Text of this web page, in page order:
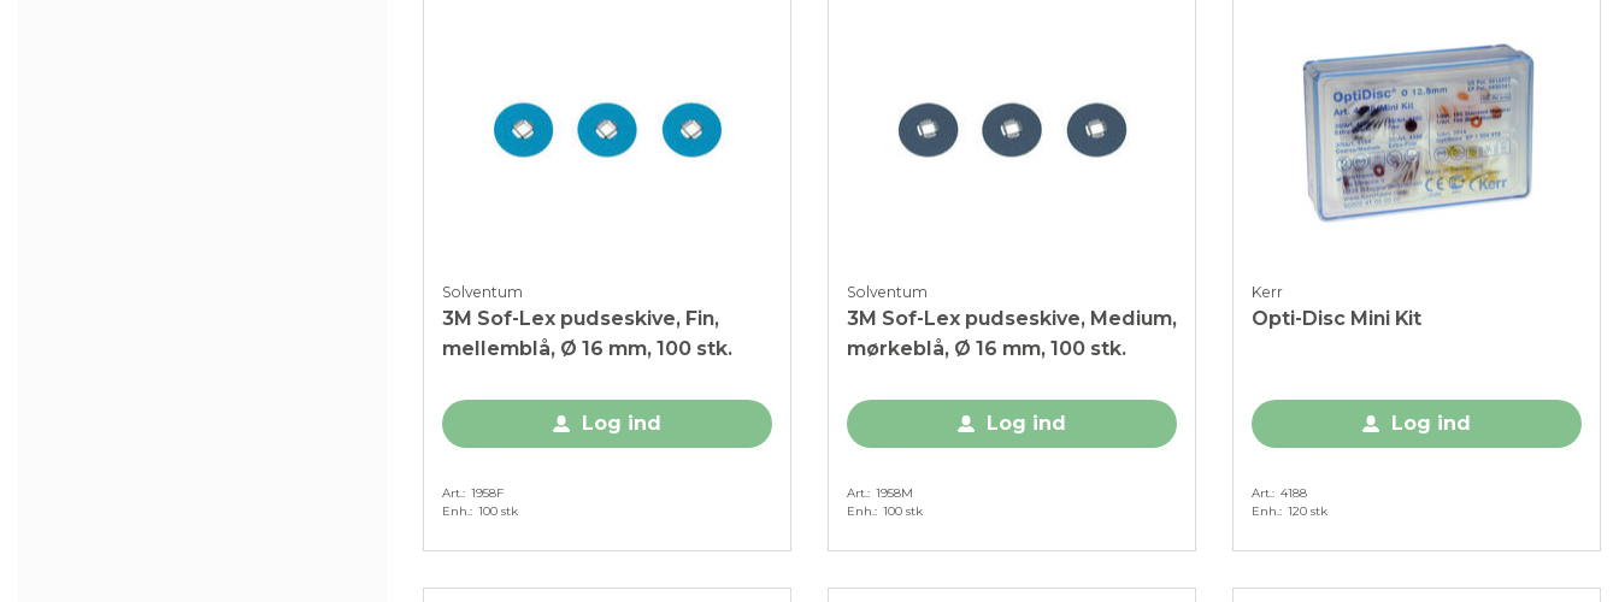
Solventum
3M Sof-Lex pudseskive, Fin,
mellemblå, Ø 16 mm, 100 stk.
Log ind
Art. 1958F
Enh. 100 stk
Solventum
3M Sof-Lex pudseskive, Medium,
mørkeblå, Ø 16 mm, 100 stk.
Log ind
Art. 1958M
Enh. 100 stk
Kerr
Opti-Disc Mini Kit
Log ind
Art. 4188
Enh. 120 stk